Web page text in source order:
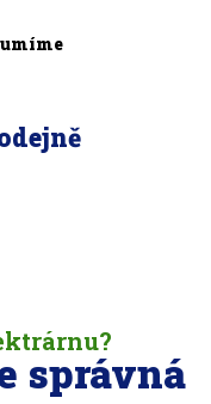
správná